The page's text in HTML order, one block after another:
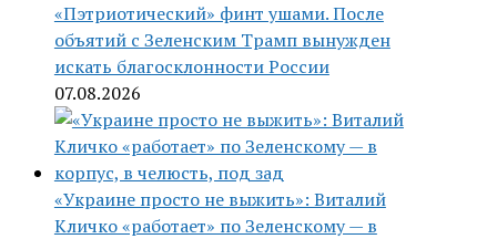
«Пэтриотический» финт ушами. После
объятий с Зеленским Трамп вынужден
искать благосклонности России
07.08.2026
«Украине просто не выжить»: Виталий
Кличко «работает» по Зеленскому — в